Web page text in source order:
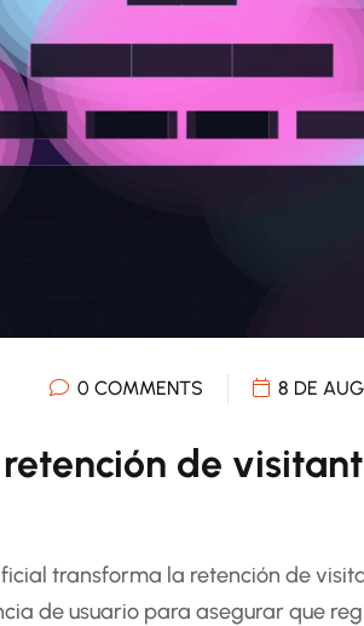
0 COMMENTS 8 DE
de
transforma la retención de
de usuario para asegurar que